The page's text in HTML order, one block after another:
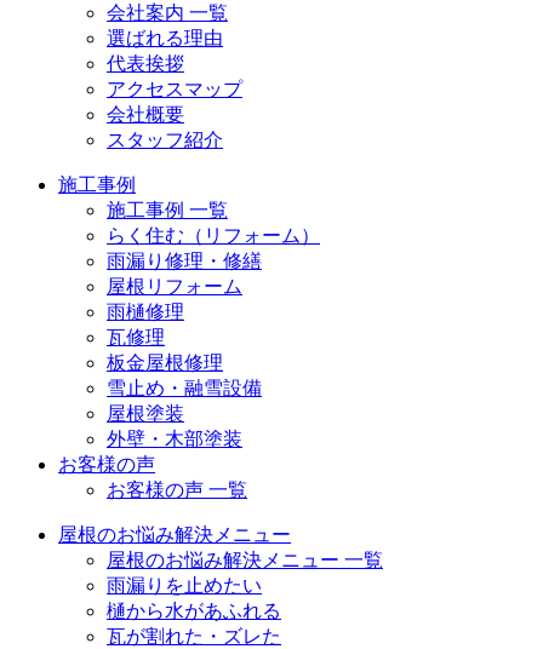
会社案内 一覧
選ばれる理由
代表挨拶
アクセスマップ
会社概要
スタッフ紹介
施工事例
施工事例 一覧
らく住む（リフォーム）
雨漏り修理・修繕
屋根リフォーム
雨樋修理
瓦修理
板金屋根修理
雪止め・融雪設備
屋根塗装
外壁・木部塗装
お客様の声
お客様の声 一覧
屋根のお悩み解決メニュー
屋根のお悩み解決メニュー 一覧
雨漏りを止めたい
樋から水があふれる
瓦が割れた・ズレた